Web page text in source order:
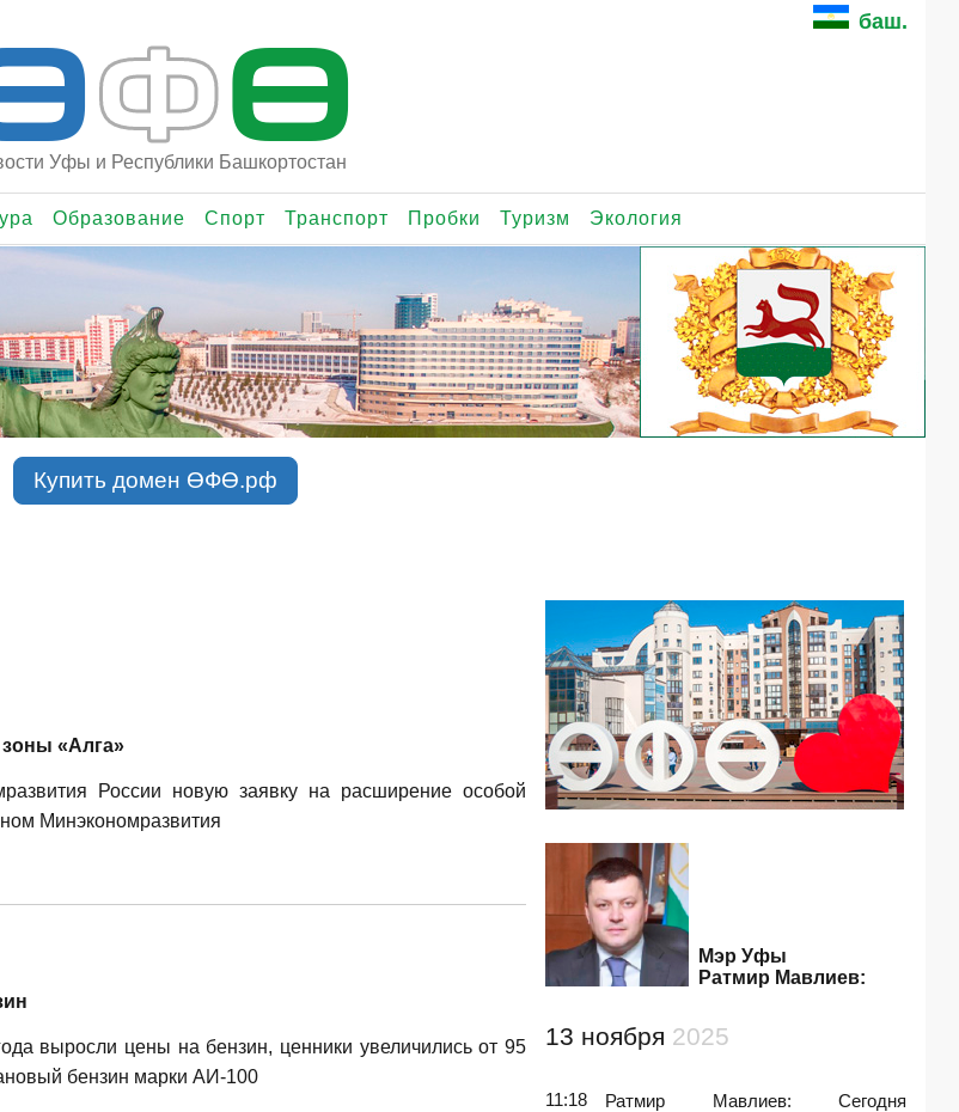
баш.
ФӨ
Уфы и Республики Башкортостан
Образование Спорт Транспорт Пробки Туризм Экология
Купить домен ӨФӨ.рф
«Алга»
России новую заявку на расширение особой
Минэкономразвития
выросли цены на бензин, ценники увеличились от 95
бензин марки АИ-100
Мэр Уфы
Ратмир Мавлиев:
13 ноября 2025
11:18
Ратмир Мавлиев: Сегодня